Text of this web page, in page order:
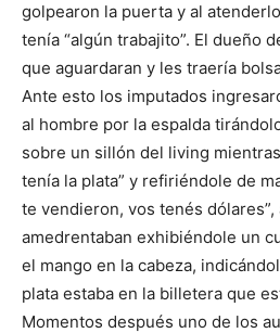
golpearon la puerta y al
tenía “algún trabajito”. El dueño
que aguardaran y les traería
Ante esto los imputados
al hombre por la espalda
sobre un sillón del living
tenía la plata” y refiriéndole de
te vendieron, vos tenés dólares”,
amedrentaban exhibiéndole un
el mango en la cabeza,
plata estaba en la billetera que
Momentos después uno de los